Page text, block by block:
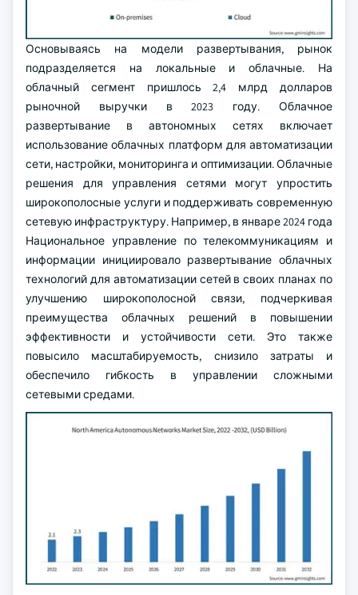
Основываясь на модели развертывания, рынок
подразделяется на локальные и облачные. На
облачный сегмент пришлось 2,4 млрд долларов
рыночной выручки в 2023 году. Облачное
развертывание в автономных сетях включает
использование облачных платформ для автоматизации
сети, настройки, мониторинга и оптимизации. Облачные
решения для управления сетями могут упростить
широкополосные услуги и поддерживать современную
сетевую инфраструктуру. Например, в январе 2024 года
Национальное управление по телекоммуникациям и
информации инициировало развертывание облачных
технологий для автоматизации сетей в своих планах по
улучшению широкополосной связи, подчеркивая
преимущества облачных решений в повышении
эффективности и устойчивости сети. Это также
повысило масштабируемость, снизило затраты и
обеспечило гибкость в управлении сложными
сетевыми средами.